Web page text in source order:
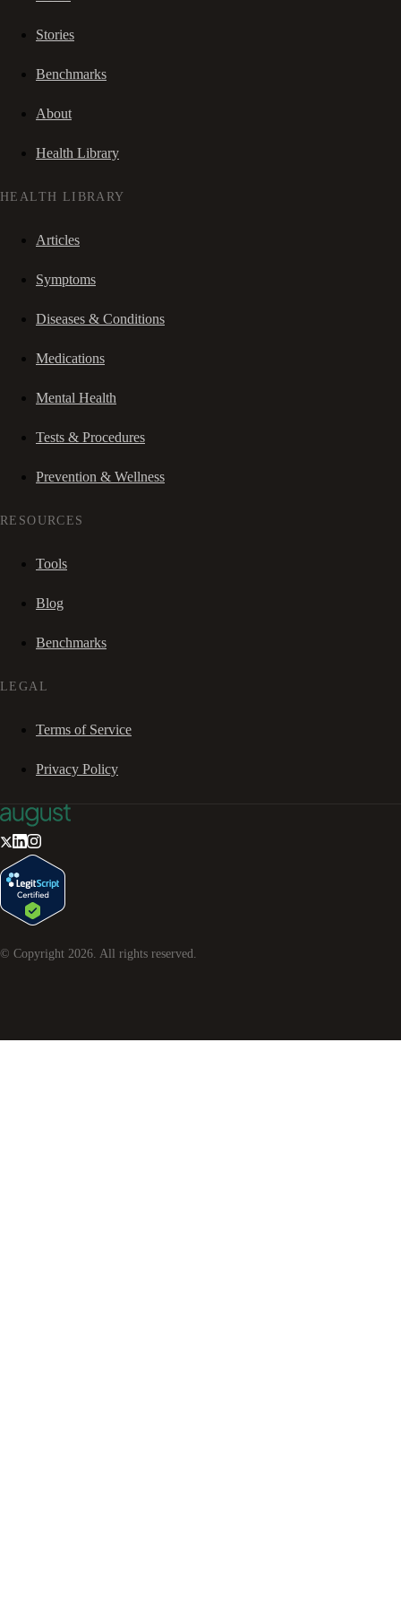
Stories
Benchmarks
About
Health Library
HEALTH LIBRARY
Articles
Symptoms
Diseases & Conditions
Medications
Mental Health
Tests & Procedures
Prevention & Wellness
RESOURCES
Tools
Blog
Benchmarks
LEGAL
Terms of Service
Privacy Policy
© Copyright 2026 . All rights reserved.